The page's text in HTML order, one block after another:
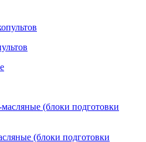
(блоки подготовки